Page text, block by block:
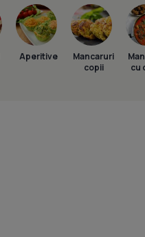
Aperitive
Mancaruri
copii
cu